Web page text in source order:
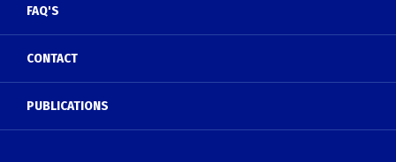
FAQ'S
CONTACT
PUBLICATIONS